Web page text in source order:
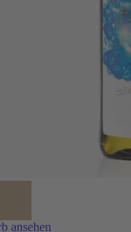
ansehen